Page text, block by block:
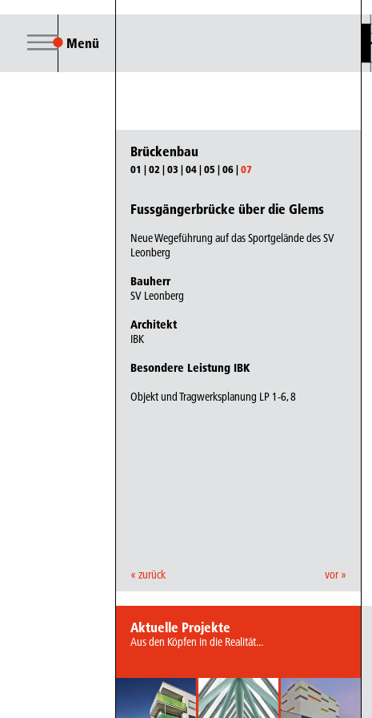
Menü
Brückenbau
01 |02 |03 |04|05 |06|07
Fussgängerbrücke über die Glems
Neue Wegeführung auf das Sportgelände des SV
Leonberg
Bauherr
SV Leonberg
Architekt
IBK
Besondere Leistung IBK
Objekt und Tragwerksplanung LP 1-6, 8
« zurück vor »
Aktuelle Projekte
Aus den Köpfen in die Realität...